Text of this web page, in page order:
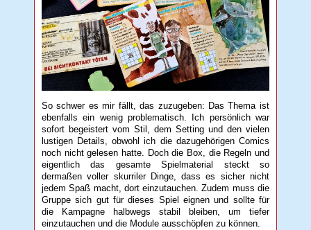
So schwer es mir fällt, das zuzugeben: Das Thema ist
ebenfalls ein wenig problematisch. Ich persönlich war
sofort begeistert vom Stil, dem Setting und den vielen
lustigen Details, obwohl ich die dazugehörigen Comics
noch nicht gelesen hatte. Doch die Box, die Regeln und
eigentlich das gesamte Spielmaterial steckt so
dermaßen voller skurriler Dinge, dass es sicher nicht
jedem Spaß macht, dort einzutauchen. Zudem muss die
Gruppe sich gut für dieses Spiel eignen und sollte für
die Kampagne halbwegs stabil bleiben, um tiefer
einzutauchen und die Module ausschöpfen zu können.